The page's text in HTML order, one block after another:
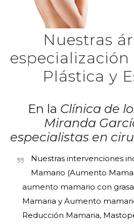
Nuestras
Plástica y
En la Clínica de
Miranda
especialistas en
Nuestras intervenciones
Mamario (Aumento
aumento mamario con
Mamaria y Aumento
Reducción Mamaria,